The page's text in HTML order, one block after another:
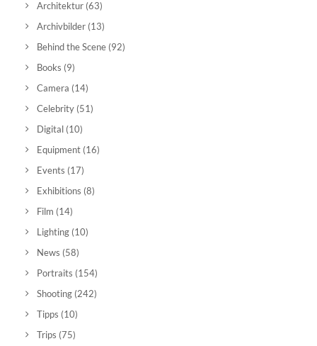
Architektur (63)
Archivbilder (13)
Behind the Scene (92)
Books (9)
Camera (14)
Celebrity (51)
Digital (10)
Equipment (16)
Events (17)
Exhibitions (8)
Film (14)
Lighting (10)
News (58)
Portraits (154)
Shooting (242)
Tipps (10)
Trips (75)